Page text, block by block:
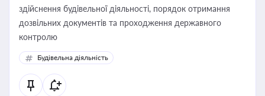
здійснення будівельної діяльності, порядок отримання
дозвільних документів та проходження державного
контролю
Будівельна діяльність